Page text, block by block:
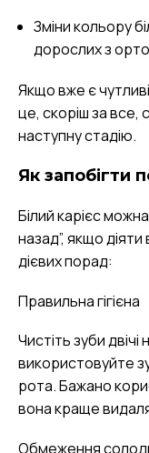
Зміни кольору
дорослих з
Якщо вже є
це, скоріш за
наступну стадію.
Як запобігти
Білий карієс
назад”, якщо
дієвих порад:
Правильна гігієна
Чистіть зуби
використовуйте
рота. Бажано
вона краще
Обмеження